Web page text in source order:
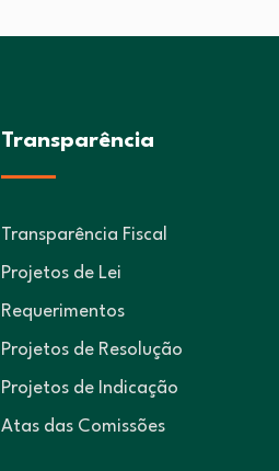
Transparência
Transparência Fiscal
Projetos de Lei
Requerimentos
Projetos de Resolução
Projetos de Indicação
Atas das Comissões